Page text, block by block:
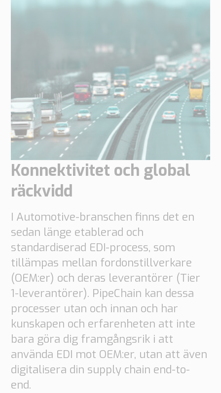
Vilka
är
dina
behov?
Konnektivitet och global
räckvidd
I Automotive-branschen finns det en
sedan länge etablerad och
standardiserad EDI-process, som
tillämpas mellan fordonstillverkare
(OEM:er) och deras leverantörer (Tier
1-leverantörer). PipeChain kan dessa
processer utan och innan och har
kunskapen och erfarenheten att inte
bara göra dig framgångsrik i att
använda EDI mot OEM:er, utan att även
digitalisera din supply chain end-to-
end.